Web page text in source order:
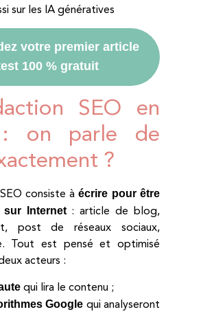
sur les IA génératives
votre premier article
100 % gratuit
SEO en
on parle de
?
consiste àécrire pour être
Internet: article de blog,
post de réseaux sociaux,
Tout est pensé et optimisé
acteurs :
qui lira le contenu ;
Google qui analyseront